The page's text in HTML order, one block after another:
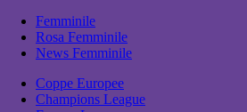
Femminile
Rosa Femminile
News Femminile
Coppe Europee
Champions League